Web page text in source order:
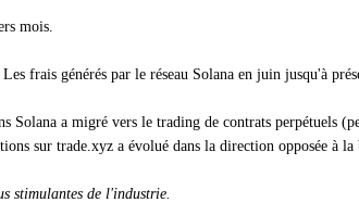
mois.
frais générés par le réseau Solana en juin jusqu'à
Solana a migré vers le trading de contrats perpétuels
sur trade.xyz a évolué dans la direction opposée à
stimulantes de l'industrie.